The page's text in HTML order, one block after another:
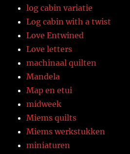
log cabin variatie
Log cabin with a twist
Love Entwined
Love letters
machinaal quilten
Mandela
Map en etui
midweek
Miems quilts
Miems werkstukken
miniaturen